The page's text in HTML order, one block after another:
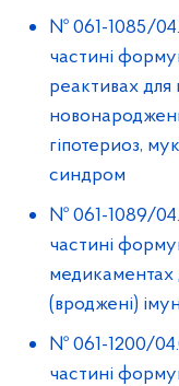
№ 061-1085/
частині
реактивах для
гіпотериоз,
синдром
№ 061-1089/
частині
медикаментах
(вроджені)
№ 061-1200/
частині